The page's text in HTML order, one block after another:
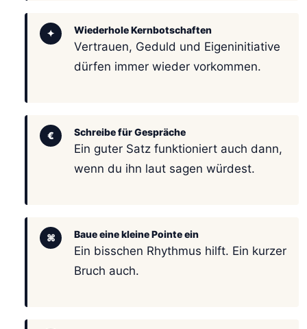
✦ Wiederhole Kernbotschaften
Vertrauen, Geduld und Eigeninitiative
dürfen immer wieder vorkommen.
€ Schreibe für Gespräche
Ein guter Satz funktioniert auch dann,
wenn du ihn laut sagen würdest.
⌘ Baue eine kleine Pointe ein
Ein bisschen Rhythmus hilft. Ein kurzer
Bruch auch.